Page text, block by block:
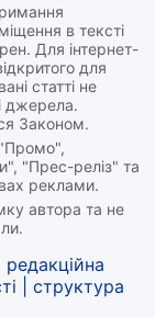
в тексті
Для інтернет-
для
статті не
джерела.
Законом.
"Прес-реліз" та
реклами.
автора та не
редакційна
структура